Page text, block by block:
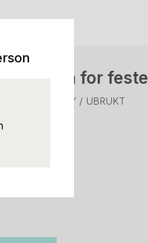
for feste
103cm , NY / UBRUKT